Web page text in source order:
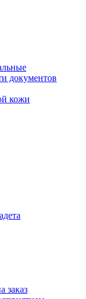
документов
кожи
заказ